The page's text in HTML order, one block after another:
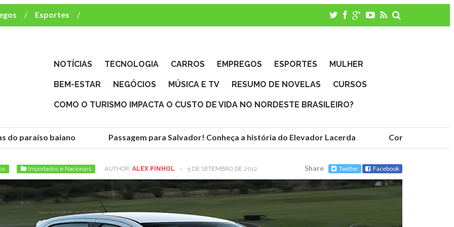
Esportes
e TV
NOTÍCIAS TECNOLOGIA CARROS EMPREGOS ESPORTES MULHER
BEM-ESTAR NEGÓCIOS MÚSICA E TV RESUMO DE NOVELAS CURSOS
COMO O TURISMO IMPACTA O CUSTO DE VIDA NO NORDESTE BRASILEIRO?
paraíso baiano Passagem para Salvador! Conheça a história do Elevador Lacerda Conheça as
Importados e Nacionais AUTHOR: ALEX PINHOL - 5 DE SETEMBRO DE 2012 Share Twitter Facebook